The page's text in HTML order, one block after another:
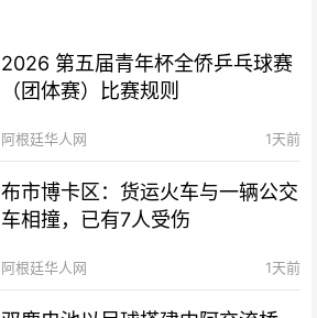
2026 第五届青年杯全侨乒乓球赛
（团体赛）比赛规则
阿根廷华人网 1天前
布市博卡区：货运火车与一辆公交
车相撞，已有7人受伤
阿根廷华人网 1天前